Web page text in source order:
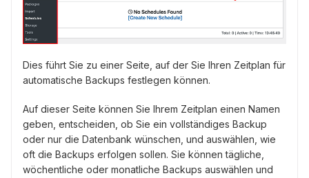
Dies führt Sie zu einer Seite, auf der Sie Ihren Zeitplan für
automatische Backups festlegen können.
Auf dieser Seite können Sie Ihrem Zeitplan einen Namen
geben, entscheiden, ob Sie ein vollständiges Backup
oder nur die Datenbank wünschen, und auswählen, wie
oft die Backups erfolgen sollen. Sie können tägliche,
wöchentliche oder monatliche Backups auswählen und